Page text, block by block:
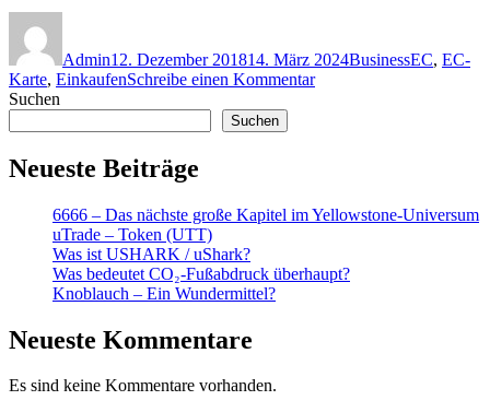
Admin12. Dezember 201814. März 2024BusinessEC, EC-
Karte, EinkaufenSchreibe einen Kommentarzu
Suchen
Suchen
Neueste Beiträge
6666 – Das nächste große Kapitel im Yellowstone-Universum
uTrade – Token (UTT)
Was ist USHARK / uShark?
Was bedeutet CO₂-Fußabdruck überhaupt?
Knoblauch – Ein Wundermittel?
Neueste Kommentare
Es sind keine Kommentare vorhanden.